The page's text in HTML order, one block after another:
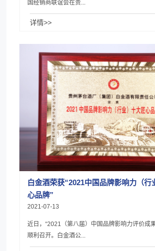
国经销商联谊会在贵...
详情>>
白金酒荣获“2021中国品牌影响力（行
心品牌”
2021-07-13
近日，“2021（第八届）中国品牌影响力评价成
顺利召开。白金酒公...